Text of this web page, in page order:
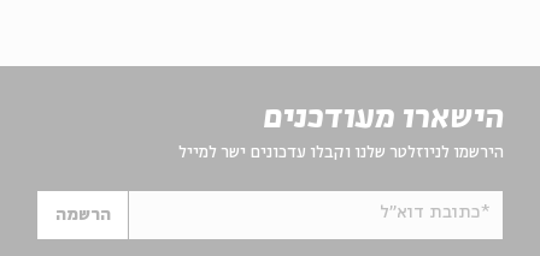
הישארו מעודכנים
הירשמו לניוזלטר שלנו וקבלו עדכונים ישר למייל
*כתובת דוא"ל הרשמה